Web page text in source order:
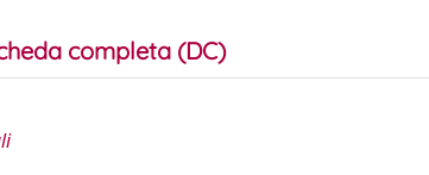
completa (DC)